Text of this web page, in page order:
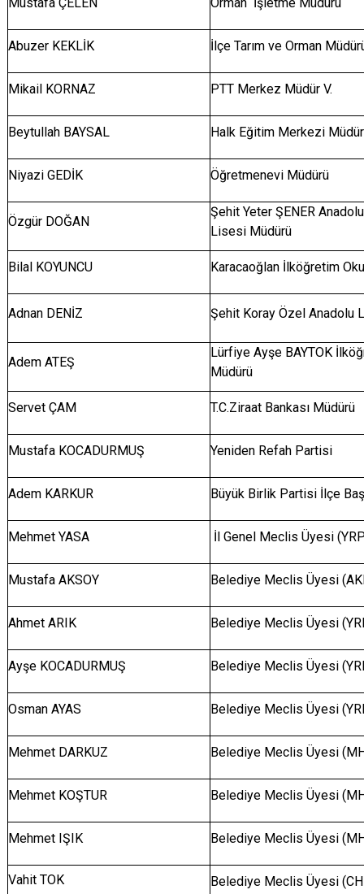
Abuzer KEKLİK İlçe Tarım ve Orman
Mikail KORNAZ PTT Merkez Müdür V.
Beytullah BAYSAL Halk Eğitim Merkezi
Niyazi GEDİK Öğretmenevi Müdürü
Özgür DOĞAN
Şehit Yeter ŞENER
Lisesi Müdürü
Bilal KOYUNCU Karacaoğlan İlköğretim
Adnan DENİZ Şehit Koray Özel Anadolu
Adem ATEŞ
Lürfiye Ayşe BAYTOK
Müdürü
Servet ÇAM T.C.Ziraat Bankası Müdürü
Mustafa KOCADURMUŞ Yeniden Refah Partisi
Adem KARKUR Büyük Birlik Partisi İlçe
Mehmet YASA İl Genel Meclis Üyesi
Mustafa AKSOY Belediye Meclis Üyesi
Ahmet ARIK Belediye Meclis Üyesi
Ayşe KOCADURMUŞ Belediye Meclis Üyesi
Osman AYAS Belediye Meclis Üyesi
Mehmet DARKUZ Belediye Meclis Üyesi
Mehmet KOŞTUR Belediye Meclis Üyesi
Mehmet IŞIK Belediye Meclis Üyesi
Vahit TOK Belediye Meclis Üyesi